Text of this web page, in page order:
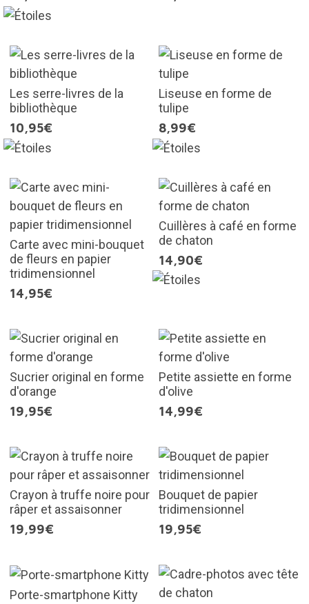
Les serre-livres de la
bibliothèque
10,95€
Liseuse en forme de
tulipe
8,99€
Carte avec mini-bouquet
de fleurs en papier
tridimensionnel
14,95€
Cuillères à café en forme
de chaton
14,90€
Sucrier original en forme
d'orange
19,95€
Petite assiette en forme
d'olive
14,99€
Crayon à truffe noire pour
râper et assaisonner
19,99€
Bouquet de papier
tridimensionnel
19,95€
Porte-smartphone Kitty